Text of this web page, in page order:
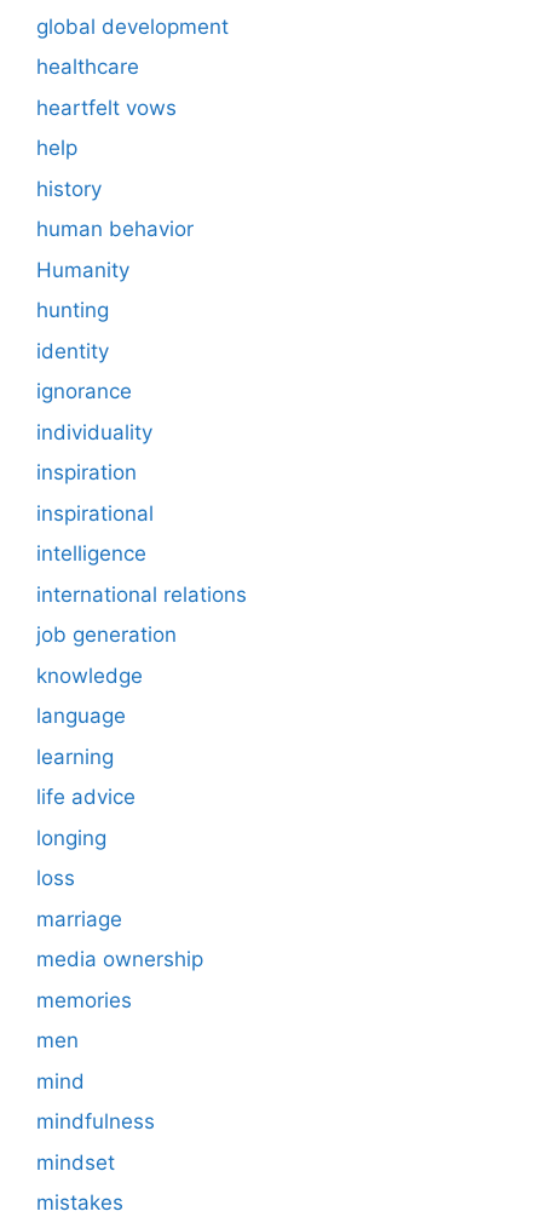
global development
healthcare
heartfelt vows
help
history
human behavior
Humanity
hunting
identity
ignorance
individuality
inspiration
inspirational
intelligence
international relations
job generation
knowledge
language
learning
life advice
longing
loss
marriage
media ownership
memories
men
mind
mindfulness
mindset
mistakes